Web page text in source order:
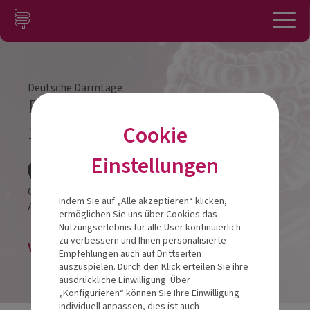
Zum Inhalt springen
Konto
Deutsche Darmtage
Darmtag Bad Vilbel 2023
17.06.2023
City Hotel Bad Vilbel | Frankfurt
Alte Frankfurter Straße 1361118Bad Vilbel
Veranstaltung abgesagt
Cookie
Einstellungen
Indem Sie auf „Alle akzeptieren“ klicken,
ermöglichen Sie uns über Cookies das
Nutzungserlebnis für alle User kontinuierlich
zu verbessern und Ihnen personalisierte
Empfehlungen auch auf Drittseiten
auszuspielen. Durch den Klick erteilen Sie ihre
ausdrückliche Einwilligung. Über
„Konfigurieren“ können Sie Ihre Einwilligung
individuell anpassen, dies ist auch